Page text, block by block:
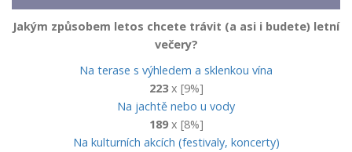
Jakým způsobem letos chcete trávit (a asi i budete) letní
večery?
Na terase s výhledem a sklenkou vína
223x [9%]
Na jachtě nebo u vody
189x [8%]
Na kulturních akcích (festivaly, koncerty)